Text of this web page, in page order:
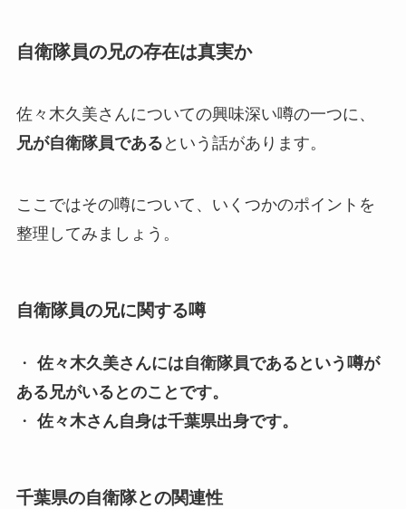
自衛隊員の兄の存在は真実か
佐々木久美さんについての興味深い噂の一つに、
兄が自衛隊員である という話があります。
ここではその噂について、いくつかのポイントを
整理してみましょう。
自衛隊員の兄に関する噂
・ 佐々木久美さんには自衛隊員であるという噂が
ある兄がいるとのことです。
・ 佐々木さん自身は千葉県出身です。
千葉県の自衛隊との関連性